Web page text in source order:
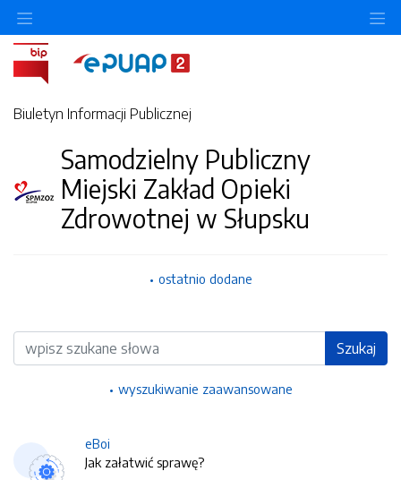
Biuletyn Informacji Publicznej
Samodzielny Publiczny
Miejski Zakład Opieki
Zdrowotnej w Słupsku
ostatnio dodane
Wyszukiwarka Szukaj
wyszukiwanie zaawansowane
eBoi
Jak załatwić sprawę?